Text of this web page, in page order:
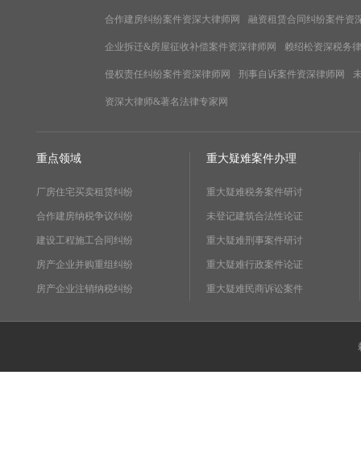
合作建房纠纷案件资深大律师网 融资租赁合同纠纷案件资
企业拆迁&房屋征收补偿案件资深律师网 赖绍松资深税务
侵权责任纠纷案件资深律师网 刑事自诉案件资深律师网
资深大律师&著名法律专家网
重点领域
厂房住宅买卖租赁纠纷
合作建房纳税争议纠纷
建设工程施工合同纠纷
房产企业并购重组纠纷
房产企业注销纳税纠纷
重大疑难案件办理
重大疑难税务案件研讨
未登记建筑合法性论证
重大疑难刑事案件研讨
重大疑难行政案件论证
重大疑难民商诉讼案件